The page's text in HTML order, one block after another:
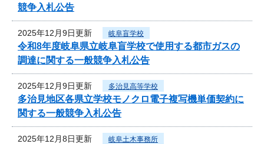
競争入札公告
2025年12月9日更新 岐阜盲学校
令和8年度岐阜県立岐阜盲学校で使用する都市ガスの
調達に関する一般競争入札公告
2025年12月9日更新 多治見高等学校
多治見地区各県立学校モノクロ電子複写機単価契約に
関する一般競争入札公告
2025年12月8日更新 岐阜土木事務所